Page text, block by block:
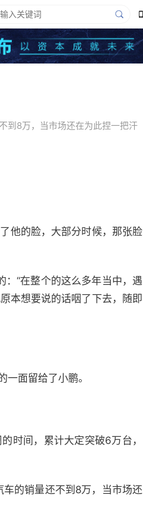
到8万，当市场还在为此捏一把汗
他的脸，大部分时候，那张脸
“在整个的这么多年当中，遇
本想要说的话咽了下去，随即
面留给了小鹏。
时间，累计大定突破6万台，
的销量还不到8万，当市场还